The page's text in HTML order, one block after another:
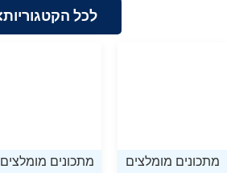
לכל הקטגוריות
מתכונים מומלצים מתכונים מומלצים